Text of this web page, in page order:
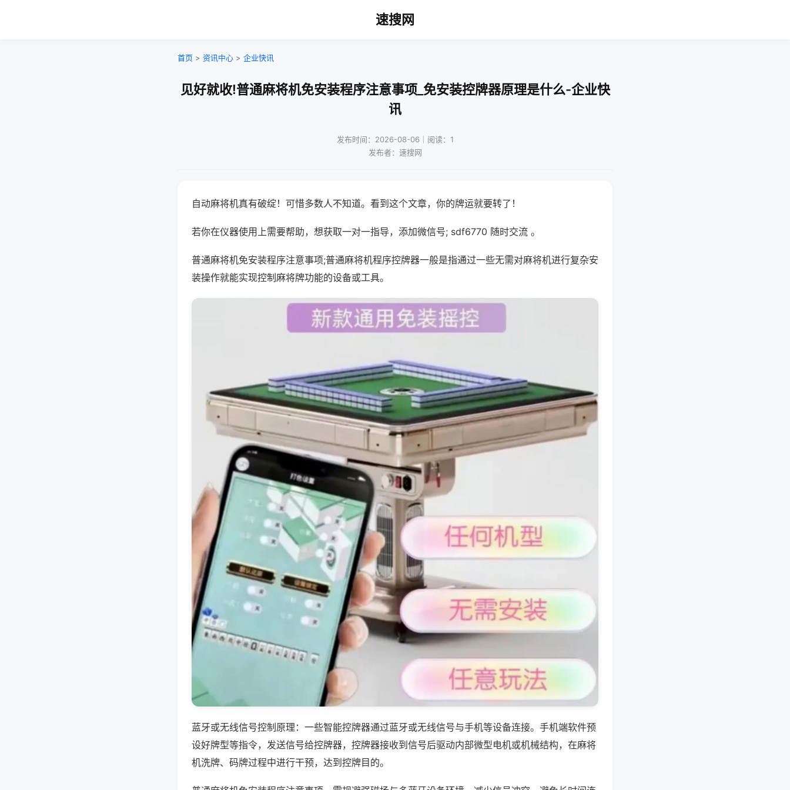
速搜网
首页 > 资讯中心 > 企业快讯
见好就收!普通麻将机免安装程序注意事项_免安装控牌器原理是什么-企业快
讯
发布时间：2026-08-06｜阅读：1
发布者：速搜网
自动麻将机真有破绽！可惜多数人不知道。看到这个文章，你的牌运就要转了！
若你在仪器使用上需要帮助，想获取一对一指导，添加微信号; sdf6770 随时交流 。
普通麻将机免安装程序注意事项;普通麻将机程序控牌器一般是指通过一些无需对麻将机进行复杂安
装操作就能实现控制麻将牌功能的设备或工具。
蓝牙或无线信号控制原理：一些智能控牌器通过蓝牙或无线信号与手机等设备连接。手机端软件预
设好牌型等指令，发送信号给控牌器，控牌器接收到信号后驱动内部微型电机或机械结构，在麻将
机洗牌、码牌过程中进行干预，达到控牌目的。